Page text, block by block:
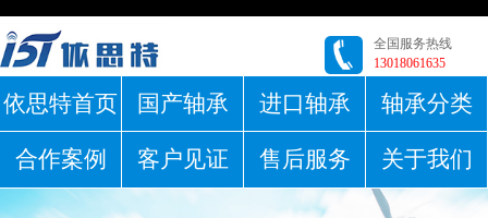
全国服务热线
13018061635
依思特首页 国产轴承 进口轴承 轴承分类
合作案例 客户见证 售后服务 关于我们